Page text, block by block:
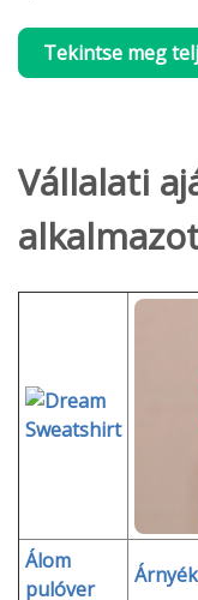
Tekintse meg
Vállalati
Álom
pulóver